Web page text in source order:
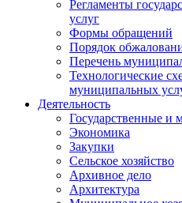
Регламенты
услуг
Формы обращений
Порядок
Перечень
Технологические
муниципальных
Деятельность
Государственные и
Экономика
Закупки
Сельское хозяйство
Архивное дело
Архитектура